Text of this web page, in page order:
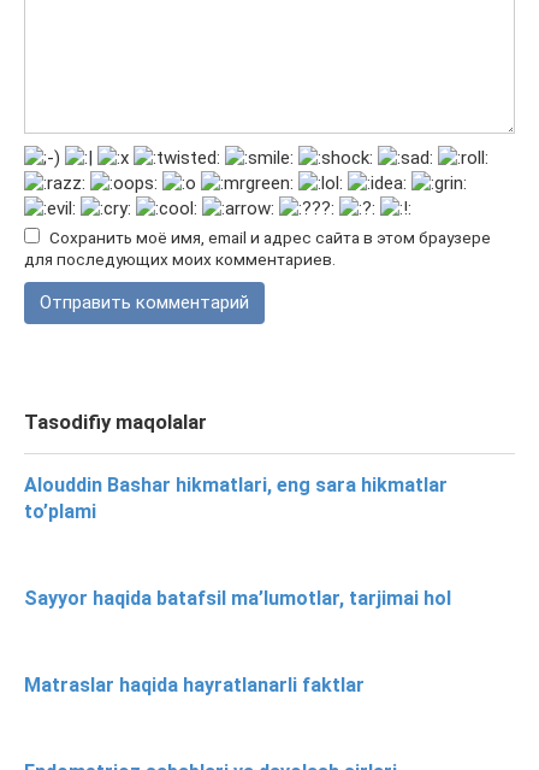
Сохранить моё имя, email и адрес сайта в этом браузере
для последующих моих комментариев.
Tasodifiy maqolalar
Alouddin Bashar hikmatlari, eng sara hikmatlar
to’plami
Sayyor haqida batafsil ma’lumotlar, tarjimai hol
Matraslar haqida hayratlanarli faktlar